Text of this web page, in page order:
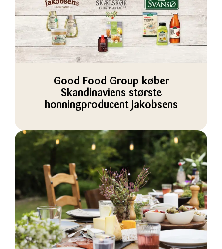
Good Food Group køber
Skandinaviens største
honningproducent Jakobsens